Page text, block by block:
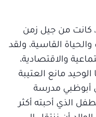
كانت من جيل زمن
القاسية، ولقد
والاقتصادية،
مانع العتيبة
أبوظبي مدرسة
الذي أحبته أكثر